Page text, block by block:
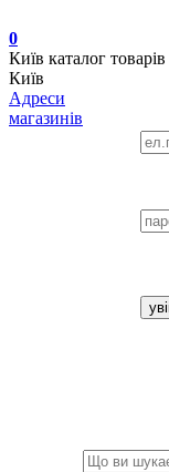
0
Київ каталог товарів
Київ
Адреси
магазинів